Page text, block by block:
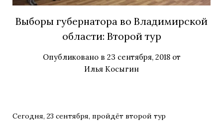
Выборы губернатора во Владимирской
области: Второй тур
Опубликовано в 23 сентября, 2018от
Илья Косыгин
Сегодня, 23 сентября, пройдёт второй тур